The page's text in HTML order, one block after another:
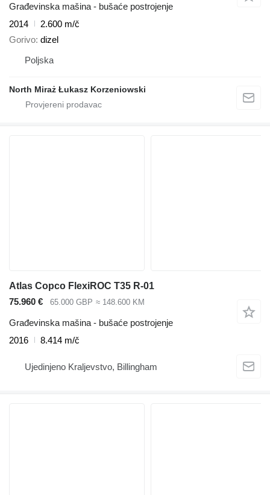
Građevinska mašina - bušaće postrojenje
2014
2.600 m/č
Gorivo dizel
Poljska
North Miraż Łukasz Korzeniowski
Atlas Copco FlexiROC T35 R-01
75.960 €
65.000 GBP ≈ 148.600 KM
Građevinska mašina - bušaće postrojenje
2016
8.414 m/č
Ujedinjeno Kraljevstvo, Billingham